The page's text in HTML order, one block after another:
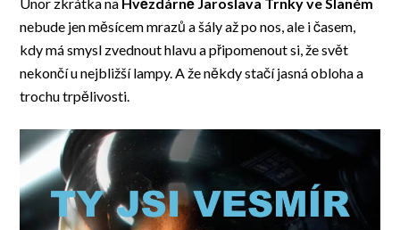
Únor zkrátka na Hvězdárně Jaroslava Trnky ve Slaném
nebude jen měsícem mrazů a šály až po nos, ale i časem,
kdy má smysl zvednout hlavu a připomenout si, že svět
nekončí u nejbližší lampy. A že někdy stačí jasná obloha a
trochu trpělivosti.